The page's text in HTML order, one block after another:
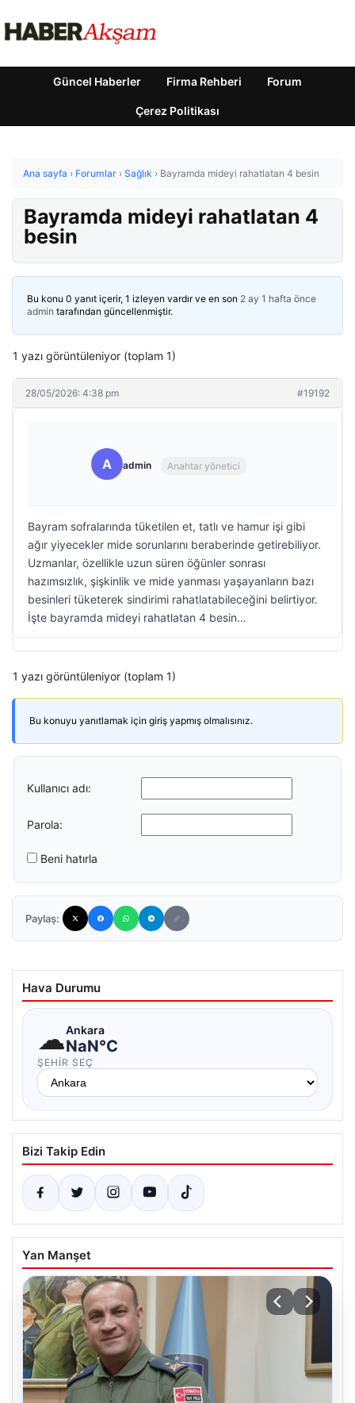
Güncel Haberler Firma Rehberi Forum
Çerez Politikası
Ana sayfa › Forumlar › Sağlık › Bayramda mideyi rahatlatan 4 besin
Bayramda mideyi rahatlatan 4
besin
Bu konu 0 yanıt içerir, 1 izleyen vardır ve en son 2 ay 1 hafta önce
admin tarafından güncellenmiştir.
1 yazı görüntüleniyor (toplam 1)
28/05/2026: 4:38 pm #19192
A admin Anahtar yönetici
Bayram sofralarında tüketilen et, tatlı ve hamur işi gibi
ağır yiyecekler mide sorunlarını beraberinde getirebiliyor.
Uzmanlar, özellikle uzun süren öğünler sonrası
hazımsızlık, şişkinlik ve mide yanması yaşayanların bazı
besinleri tüketerek sindirimi rahatlatabileceğini belirtiyor.
İşte bayramda mideyi rahatlatan 4 besin…
1 yazı görüntüleniyor (toplam 1)
Bu konuyu yanıtlamak için giriş yapmış olmalısınız.
Kullanıcı adı:
Parola:
Beni hatırla
Paylaş:
Hava Durumu
☁Ankara
NaN°C
ŞEHIR SEÇ
Bizi Takip Edin
Yan Manşet